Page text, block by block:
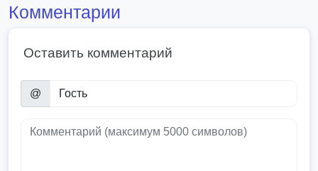
Комментарии
Оставить комментарий
@